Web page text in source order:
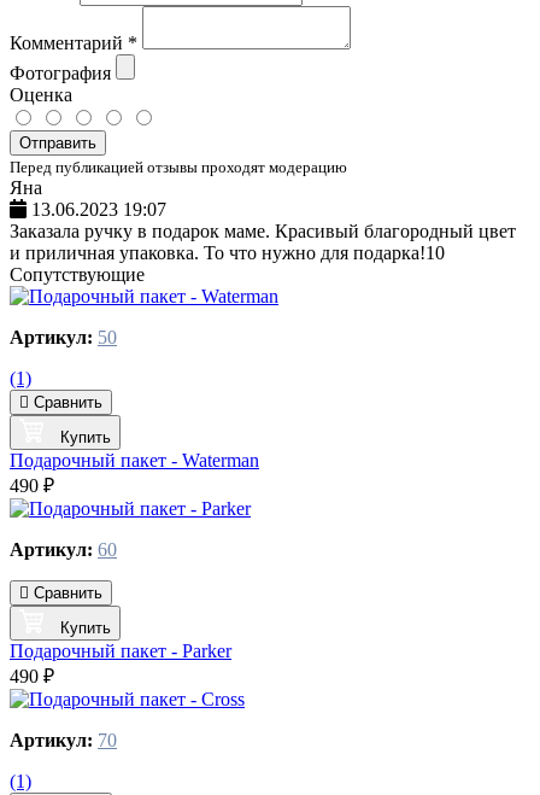
Комментарий *
Фотография
Оценка
Отправить
Перед публикацией отзывы проходят модерацию
Яна
13.06.2023 19:07
Заказала ручку в подарок маме. Красивый благородный цвет
и приличная упаковка. То что нужно для подарка!10
Сопутствующие
Артикул: 50
(1)
Сравнить
Купить
Подарочный пакет - Waterman
490 ₽
Артикул: 60
Сравнить
Купить
Подарочный пакет - Parker
490 ₽
Артикул: 70
(1)